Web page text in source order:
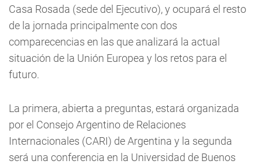
Casa Rosada (sede del Ejecutivo), y ocupará el resto
de la jornada principalmente con dos
comparecencias en las que analizará la actual
situación de la Unión Europea y los retos para el
futuro.
La primera, abierta a preguntas, estará organizada
por el Consejo Argentino de Relaciones
Internacionales (CARI) de Argentina y la segunda
será una conferencia en la Universidad de Buenos